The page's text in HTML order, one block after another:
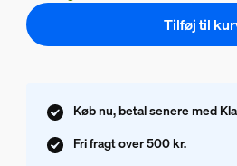
Tilføj til
Køb nu, betal senere med
Fri fragt over 500 kr.